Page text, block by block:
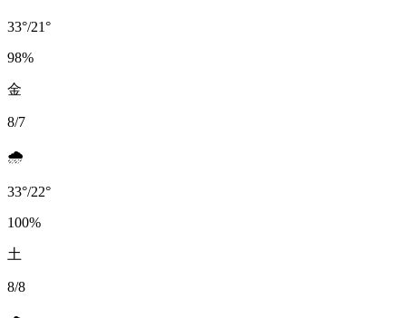
33°/21°
98%
金
8/7
🌧️
33°/22°
100%
土
8/8